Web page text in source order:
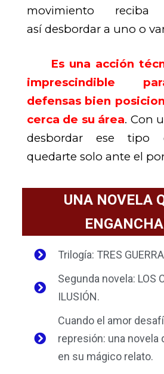
movimiento
así desbordar a uno o
Es una acción
imprescindible
defensas bien
cerca de su área. Con
desbordar ese tipo
quedarte solo ante el
UNA NOVELA
Trilogía: TRES
Segunda novela: LOS
ILUSIÓN.
Cuando el amor
represión: una novela
en su mágico relato.